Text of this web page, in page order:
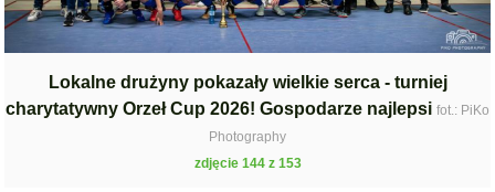
Lokalne drużyny pokazały wielkie serca - turniej
charytatywny Orzeł Cup 2026! Gospodarze najlepsi fot.: PiKo
Photography
zdjęcie 144 z 153